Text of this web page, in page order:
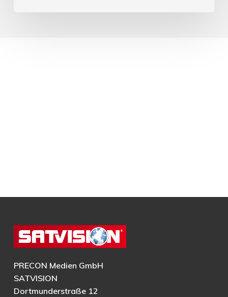
PRECON Medien GmbH
SATVISION
Dortmunderstraße 12